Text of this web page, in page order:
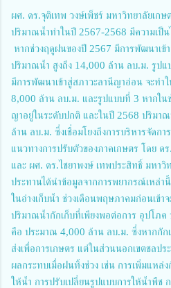
ผศ. ดร.จุติเทพ วงษ์เพ็ชร์ มหาวิทยาลัยเกษ
ปริมาณน้ำท่าในปี 2567-2568 มีความเป็
หากช่วงฤดูฝนของปี 2567 มีการพัฒนาเข้
ปริมาณน้ำ สูงถึง 14,000 ล้าน ลบ.ม. รูป
มีการพัฒนาเข้าสู่สภาวะลานีญาอ่อน จะท
8,000 ล้าน ลบ.ม. และรูปแบบที่ 3 หากใน
ญาอยู่ในระดับปกติ และในปี 2568 ปริมา
ล้าน ลบ.ม. ซึ่งเชื่อมโยงถึงการบริหารจัดก
แนวทางการปรับตัวของภาคเกษตร โดย
และ ผศ. ดร.ไชยาพงษ์ เทพประสิทธิ์ มหาวิ
ประทานได้นำข้อมูลจากการพยากรณ์เหล่
ในอ่างเก็บน้ำ ช่วงเดือนพฤษภาคมก่อนเข้า
ปริมาณน้ำกักเก็บที่เพียงพอต่อการ อุปโภค
คือ ประมาณ 4,000 ล้าน ลบ.ม. ซึ่งหากกัก
ส่งเพื่อการเกษตร แต่ในส่วนนอกเขตชลปร
ผลกระทบเมื่อฝนทิ้งช่วง เช่น การเพิ่มแหล่ง
ให้น้ำ การปรับเปลี่ยนรูปแบบการให้น้ำพืช